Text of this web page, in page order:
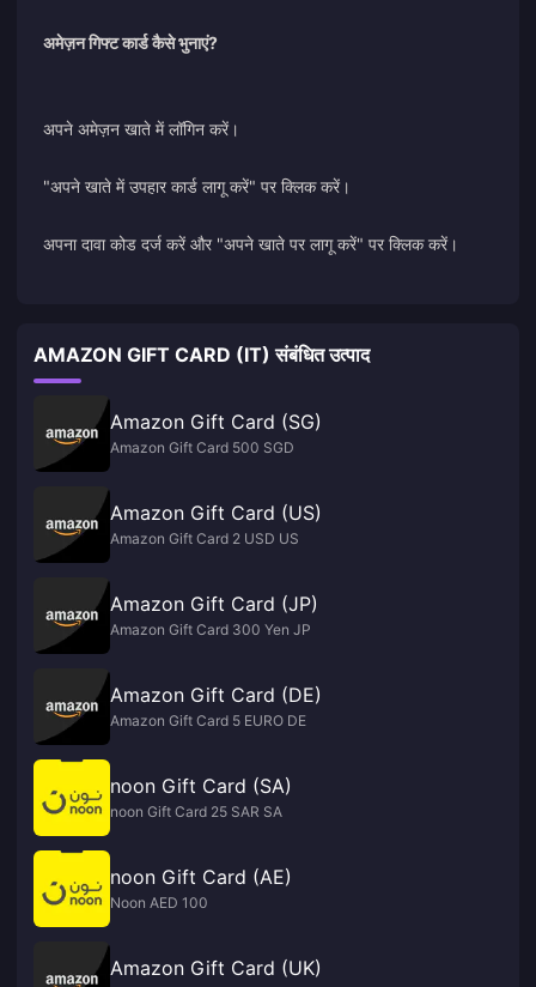
अमेज़न गिफ्ट कार्ड कैसे भुनाएं?
अपने अमेज़न खाते में लॉगिन करें।
"अपने खाते में उपहार कार्ड लागू करें" पर क्लिक करें।
अपना दावा कोड दर्ज करें और "अपने खाते पर लागू करें" पर क्लिक करें।
AMAZON GIFT CARD (IT) संबंधित उत्पाद
Amazon Gift Card (SG)
Amazon Gift Card 500 SGD
Amazon Gift Card (US)
Amazon Gift Card 2 USD US
Amazon Gift Card (JP)
Amazon Gift Card 300 Yen JP
Amazon Gift Card (DE)
Amazon Gift Card 5 EURO DE
noon Gift Card (SA)
noon Gift Card 25 SAR SA
noon Gift Card (AE)
Noon AED 100
Amazon Gift Card (UK)